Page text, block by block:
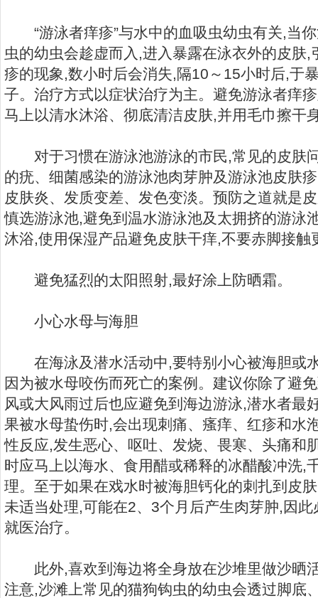
“游泳者痒疹”与水中的血吸虫幼虫有关,当
虫的幼虫会趁虚而入,进入暴露在泳衣外的皮肤
疹的现象,数小时后会消失,隔10～15小时后,于
子。治疗方式以症状治疗为主。避免游泳者痒
马上以清水沐浴、彻底清洁皮肤,并用毛巾擦干
对于习惯在游泳池游泳的市民,常见的皮肤
的疣、细菌感染的游泳池肉芽肿及游泳池皮肤
皮肤炎、发质变差、发色变淡。预防之道就是
慎选游泳池,避免到温水游泳池及太拥挤的游泳
沐浴,使用保湿产品避免皮肤干痒,不要赤脚接触
避免猛烈的太阳照射,最好涂上防晒霜。
小心水母与海胆
在海泳及潜水活动中,要特别小心被海胆或
因为被水母咬伤而死亡的案例。建议你除了避
风或大风雨过后也应避免到海边游泳,潜水者最
果被水母蛰伤时,会出现刺痛、瘙痒、红疹和水
性反应,发生恶心、呕吐、发烧、畏寒、头痛和
时应马上以海水、食用醋或稀释的冰醋酸冲洗,
理。至于如果在戏水时被海胆钙化的刺扎到皮
未适当处理,可能在2、3个月后产生肉芽肿,因
就医治疗。
此外,喜欢到海边将全身放在沙堆里做沙晒
注意,沙滩上常见的猫狗钩虫的幼虫会透过脚底